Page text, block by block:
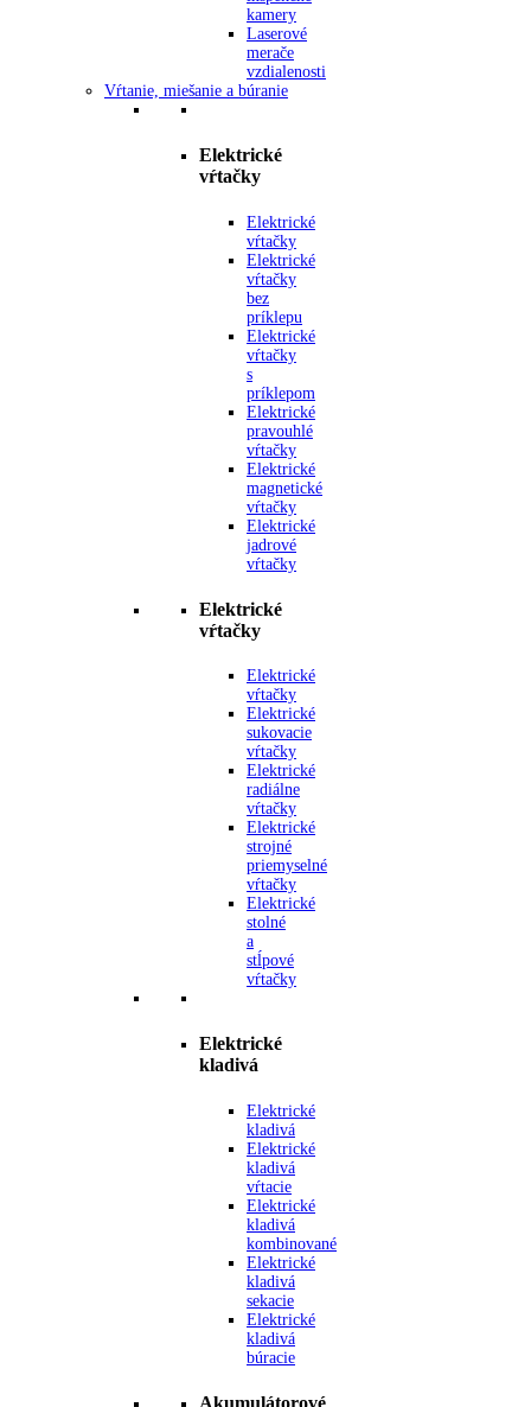
kamery
Laserové
merače
vzdialenosti
Vŕtanie, miešanie a búranie
Elektrické
vŕtačky
Elektrické
vŕtačky
Elektrické
vŕtačky
bez
príklepu
Elektrické
vŕtačky
s
príklepom
Elektrické
pravouhlé
vŕtačky
Elektrické
magnetické
vŕtačky
Elektrické
jadrové
vŕtačky
Elektrické
vŕtačky
Elektrické
vŕtačky
Elektrické
sukovacie
vŕtačky
Elektrické
radiálne
vŕtačky
Elektrické
strojné
priemyselné
vŕtačky
Elektrické
stolné
a
stĺpové
vŕtačky
Elektrické
kladivá
Elektrické
kladivá
Elektrické
kladivá
vŕtacie
Elektrické
kladivá
kombinované
Elektrické
kladivá
sekacie
Elektrické
kladivá
búracie
Akumulátorové